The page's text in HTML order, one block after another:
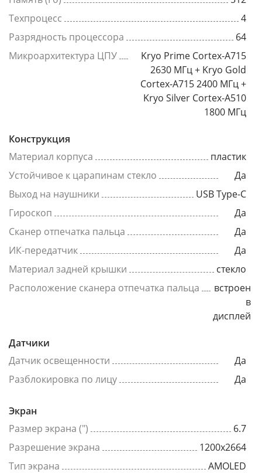
Техпроцесс
4
Разрядность процессора
64
Микроархитектура ЦПУ
Kryo Prime Cortex-A715
2630 МГц + Kryo Gold
Cortex-A715 2400 МГц +
Kryo Silver Cortex-A510
1800 МГц
Конструкция
Материал корпуса
пластик
Устойчивое к царапинам стекло
Да
Выход на наушники
USB Type-C
Гироскоп
Да
Сканер отпечатка пальца
Да
ИК-передатчик
Да
Материал задней крышки
стекло
Расположение сканера отпечатка пальца
встроен
в
дисплей
Датчики
Датчик освещенности
Да
Разблокировка по лицу
Да
Экран
Размер экрана (")
6.7
Разрешение экрана
1200x2664
Тип экрана
AMOLED